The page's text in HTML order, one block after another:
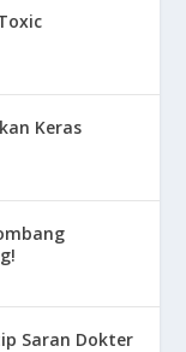
Keras
Saran Dokter